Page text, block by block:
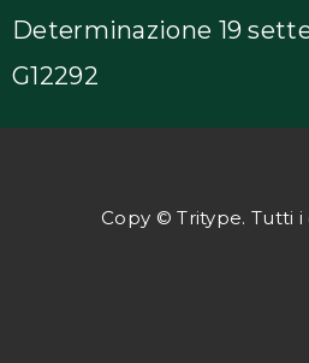
Determinazione 19
G12292
Copy © Tritype. Tutti i